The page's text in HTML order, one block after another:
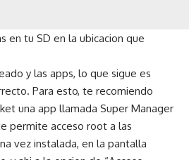
en tu SD en la ubicacion que
y las apps, lo que sigue es
Para esto, te recomiendo
una app llamada Super Manager
permite acceso root a las
vez instalada, en la pantalla